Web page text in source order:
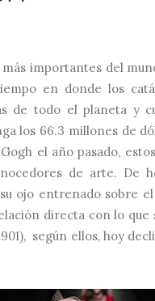
importantes del
en donde los
de todo el planeta y
los 66.3 millones de
el año pasado,
de arte. De
ojo entrenado sobre
directa con lo que
según ellos, hoy